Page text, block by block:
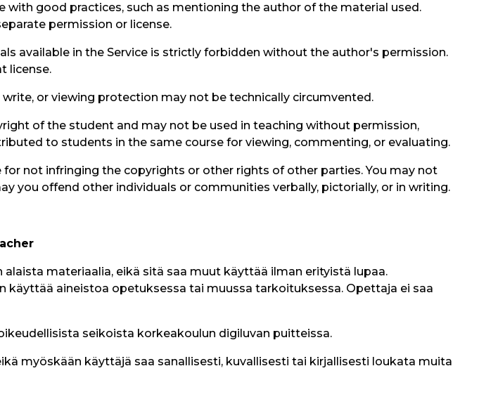
good practices, such as mentioning the author of the material used.
permission or license.
available in the Service is strictly forbidden without the author's permission.
license.
or viewing protection may not be technically circumvented.
of the student and may not be used in teaching without permission,
to students in the same course for viewing, commenting, or evaluating.
not infringing the copyrights or other rights of other parties. You may not
you offend other individuals or communities verbally, pictorially, or in writing.
materiaalia, eikä sitä saa muut käyttää ilman erityistä lupaa.
aineistoa opetuksessa tai muussa tarkoituksessa. Opettaja ei saa
seikoista korkeakoulun digiluvan puitteissa.
myöskään käyttäjä saa sanallisesti, kuvallisesti tai kirjallisesti loukata muita